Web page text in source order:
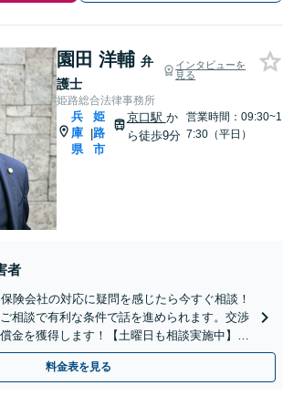
園田 洋輔 弁
護士
インタビューを
見る
姫路総合法律事務所
兵
庫
県
|
姫
路
市
京口駅 か
ら徒歩9分
営業時間：09:30~1
7:30（平日）
者
険会社の対応に疑問を感じたら今すぐ相談！
相談で有利な条件で話を進められます。交渉
金を獲得します！【土曜日も相談実施中】
で話しやすい】
料金表を見る